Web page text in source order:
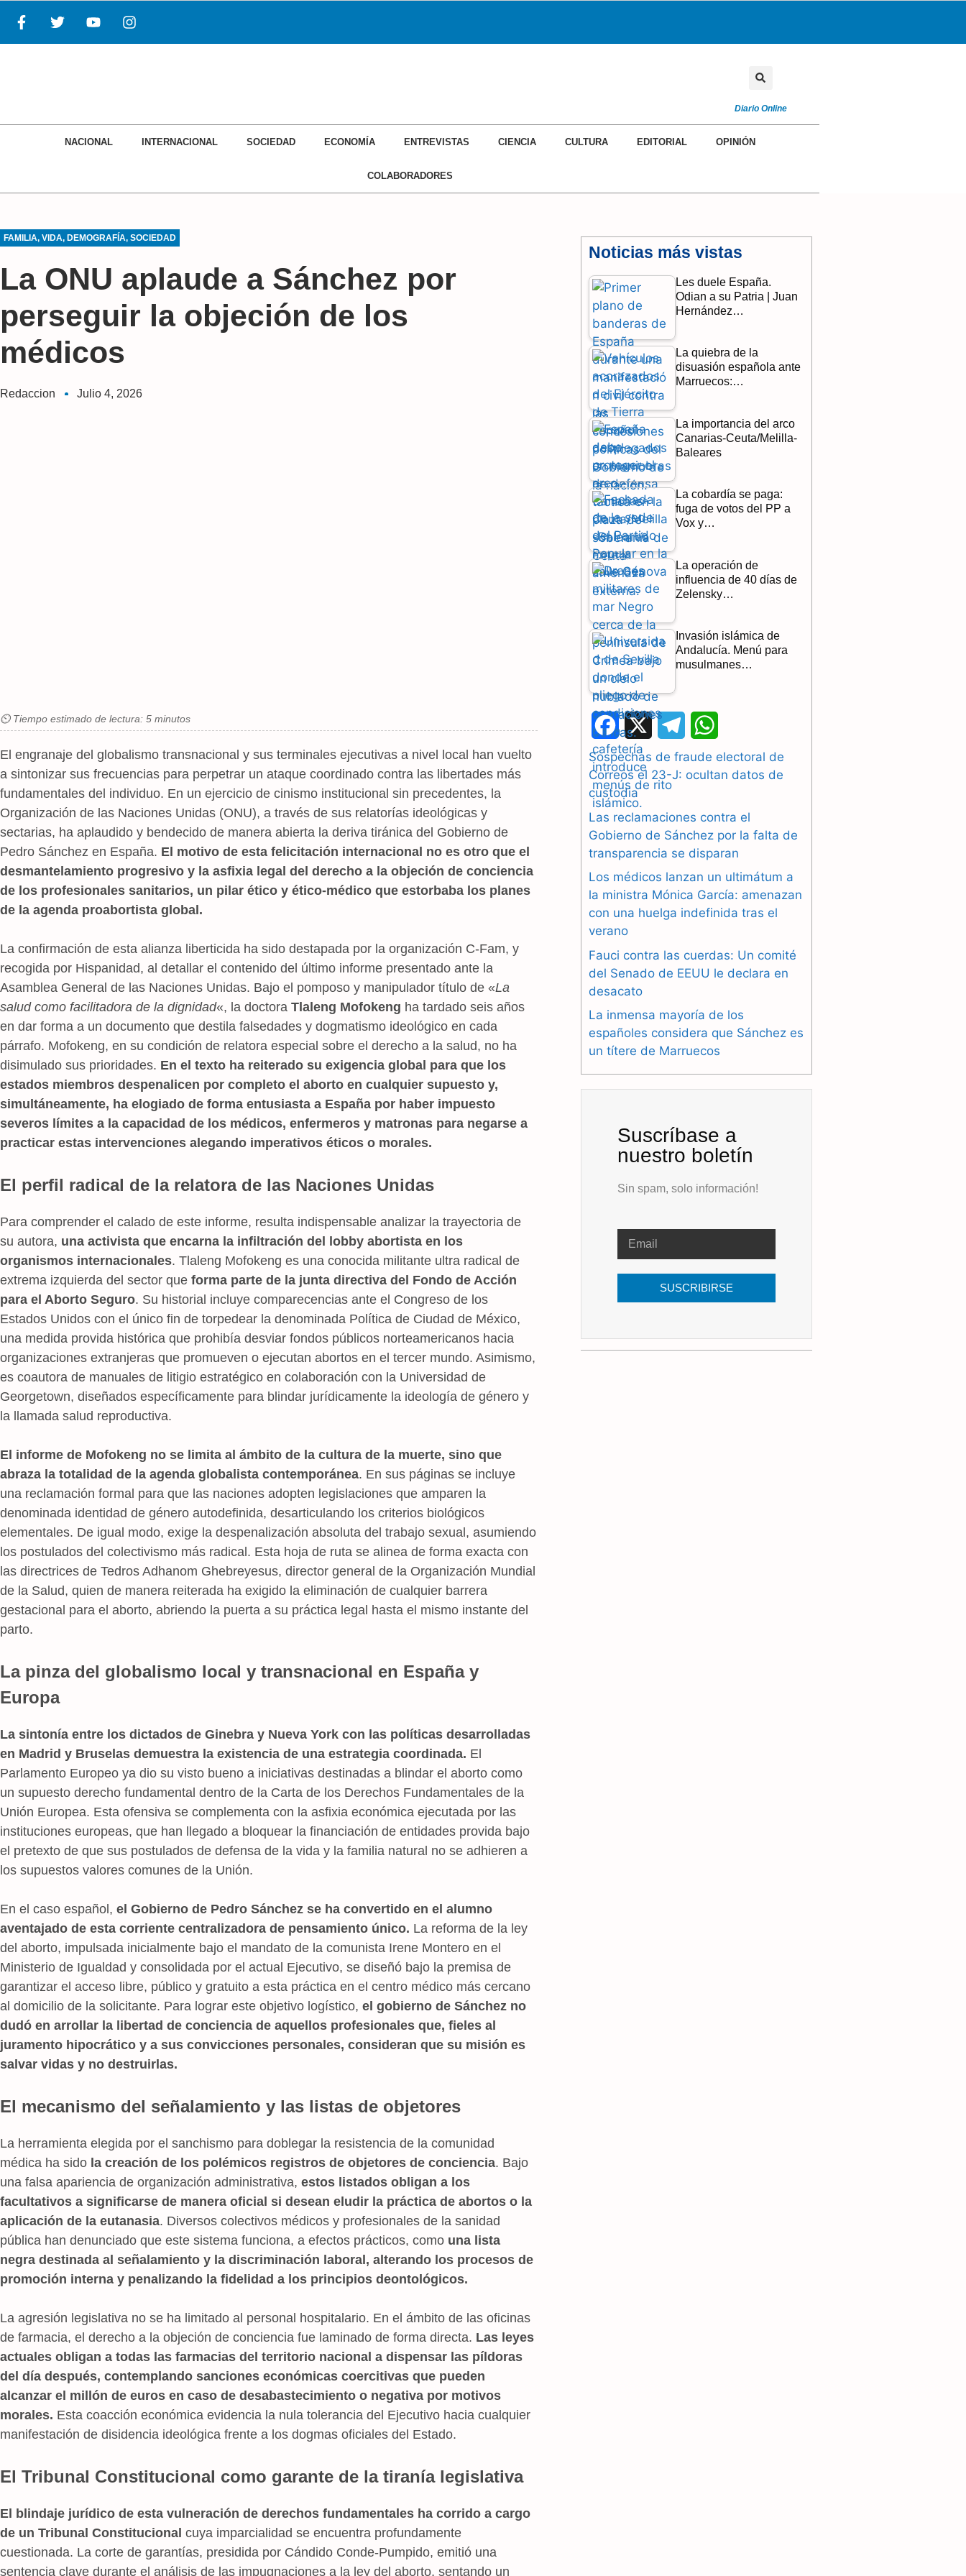
Diario Online
NACIONAL INTERNACIONAL SOCIEDAD ECONOMÍA ENTREVISTAS CIENCIA CULTURA EDITORIAL OPINIÓN
COLABORADORES
FAMILIA, VIDA, DEMOGRAFÍA, SOCIEDAD
La ONU aplaude a Sánchez por
perseguir la objeción de los
médicos
Redaccion Julio 4, 2026
⏲ Tiempo estimado de lectura: 5 minutos
El engranaje del globalismo transnacional y sus terminales ejecutivas a nivel local han vuelto
a sintonizar sus frecuencias para perpetrar un ataque coordinado contra las libertades más
fundamentales del individuo. En un ejercicio de cinismo institucional sin precedentes, la
Organización de las Naciones Unidas (ONU), a través de sus relatorías ideológicas y
sectarias, ha aplaudido y bendecido de manera abierta la deriva tiránica del Gobierno de
Pedro Sánchez en España. El motivo de esta felicitación internacional no es otro que el
desmantelamiento progresivo y la asfixia legal del derecho a la objeción de conciencia
de los profesionales sanitarios, un pilar ético y ético-médico que estorbaba los planes
de la agenda proabortista global.
La confirmación de esta alianza liberticida ha sido destapada por la organización C-Fam, y
recogida por Hispanidad, al detallar el contenido del último informe presentado ante la
Asamblea General de las Naciones Unidas. Bajo el pomposo y manipulador título de «La
salud como facilitadora de la dignidad«, la doctora Tlaleng Mofokeng ha tardado seis años
en dar forma a un documento que destila falsedades y dogmatismo ideológico en cada
párrafo. Mofokeng, en su condición de relatora especial sobre el derecho a la salud, no ha
disimulado sus prioridades. En el texto ha reiterado su exigencia global para que los
estados miembros despenalicen por completo el aborto en cualquier supuesto y,
simultáneamente, ha elogiado de forma entusiasta a España por haber impuesto
severos límites a la capacidad de los médicos, enfermeros y matronas para negarse a
practicar estas intervenciones alegando imperativos éticos o morales.
El perfil radical de la relatora de las Naciones Unidas
Para comprender el calado de este informe, resulta indispensable analizar la trayectoria de
su autora, una activista que encarna la infiltración del lobby abortista en los
organismos internacionales. Tlaleng Mofokeng es una conocida militante ultra radical de
extrema izquierda del sector que forma parte de la junta directiva del Fondo de Acción
para el Aborto Seguro. Su historial incluye comparecencias ante el Congreso de los
Estados Unidos con el único fin de torpedear la denominada Política de Ciudad de México,
una medida provida histórica que prohibía desviar fondos públicos norteamericanos hacia
organizaciones extranjeras que promueven o ejecutan abortos en el tercer mundo. Asimismo,
es coautora de manuales de litigio estratégico en colaboración con la Universidad de
Georgetown, diseñados específicamente para blindar jurídicamente la ideología de género y
la llamada salud reproductiva.
El informe de Mofokeng no se limita al ámbito de la cultura de la muerte, sino que
abraza la totalidad de la agenda globalista contemporánea. En sus páginas se incluye
una reclamación formal para que las naciones adopten legislaciones que amparen la
denominada identidad de género autodefinida, desarticulando los criterios biológicos
elementales. De igual modo, exige la despenalización absoluta del trabajo sexual, asumiendo
los postulados del colectivismo más radical. Esta hoja de ruta se alinea de forma exacta con
las directrices de Tedros Adhanom Ghebreyesus, director general de la Organización Mundial
de la Salud, quien de manera reiterada ha exigido la eliminación de cualquier barrera
gestacional para el aborto, abriendo la puerta a su práctica legal hasta el mismo instante del
parto.
La pinza del globalismo local y transnacional en España y
Europa
La sintonía entre los dictados de Ginebra y Nueva York con las políticas desarrolladas
en Madrid y Bruselas demuestra la existencia de una estrategia coordinada. El
Parlamento Europeo ya dio su visto bueno a iniciativas destinadas a blindar el aborto como
un supuesto derecho fundamental dentro de la Carta de los Derechos Fundamentales de la
Unión Europea. Esta ofensiva se complementa con la asfixia económica ejecutada por las
instituciones europeas, que han llegado a bloquear la financiación de entidades provida bajo
el pretexto de que sus postulados de defensa de la vida y la familia natural no se adhieren a
los supuestos valores comunes de la Unión.
En el caso español, el Gobierno de Pedro Sánchez se ha convertido en el alumno
aventajado de esta corriente centralizadora de pensamiento único. La reforma de la ley
del aborto, impulsada inicialmente bajo el mandato de la comunista Irene Montero en el
Ministerio de Igualdad y consolidada por el actual Ejecutivo, se diseñó bajo la premisa de
garantizar el acceso libre, público y gratuito a esta práctica en el centro médico más cercano
al domicilio de la solicitante. Para lograr este objetivo logístico, el gobierno de Sánchez no
dudó en arrollar la libertad de conciencia de aquellos profesionales que, fieles al
juramento hipocrático y a sus convicciones personales, consideran que su misión es
salvar vidas y no destruirlas.
El mecanismo del señalamiento y las listas de objetores
La herramienta elegida por el sanchismo para doblegar la resistencia de la comunidad
médica ha sido la creación de los polémicos registros de objetores de conciencia. Bajo
una falsa apariencia de organización administrativa, estos listados obligan a los
facultativos a significarse de manera oficial si desean eludir la práctica de abortos o la
aplicación de la eutanasia. Diversos colectivos médicos y profesionales de la sanidad
pública han denunciado que este sistema funciona, a efectos prácticos, como una lista
negra destinada al señalamiento y la discriminación laboral, alterando los procesos de
promoción interna y penalizando la fidelidad a los principios deontológicos.
La agresión legislativa no se ha limitado al personal hospitalario. En el ámbito de las oficinas
de farmacia, el derecho a la objeción de conciencia fue laminado de forma directa. Las leyes
actuales obligan a todas las farmacias del territorio nacional a dispensar las píldoras
del día después, contemplando sanciones económicas coercitivas que pueden
alcanzar el millón de euros en caso de desabastecimiento o negativa por motivos
morales. Esta coacción económica evidencia la nula tolerancia del Ejecutivo hacia cualquier
manifestación de disidencia ideológica frente a los dogmas oficiales del Estado.
El Tribunal Constitucional como garante de la tiranía legislativa
El blindaje jurídico de esta vulneración de derechos fundamentales ha corrido a cargo
de un Tribunal Constitucional cuya imparcialidad se encuentra profundamente
cuestionada. La corte de garantías, presidida por Cándido Conde-Pumpido, emitió una
sentencia clave durante el análisis de las impugnaciones a la ley del aborto, sentando un
Noticias más vistas
Les duele España.
Odian a su Patria | Juan
Hernández…
La quiebra de la
disuasión española ante
Marruecos:…
La importancia del arco
Canarias-Ceuta/Melilla-
Baleares
La cobardía se paga:
fuga de votos del PP a
Vox y…
La operación de
influencia de 40 días de
Zelensky…
Invasión islámica de
Andalucía. Menú para
musulmanes…
F
a
c
e
b
o
o
k
e
l
g
a
m
h
a
s
A
p
p
Sospechas de fraude electoral de
Correos el 23-J: ocultan datos de
custodia
Las reclamaciones contra el
Gobierno de Sánchez por la falta de
transparencia se disparan
Los médicos lanzan un ultimátum a
la ministra Mónica García: amenazan
con una huelga indefinida tras el
verano
Fauci contra las cuerdas: Un comité
del Senado de EEUU le declara en
desacato
La inmensa mayoría de los
españoles considera que Sánchez es
un títere de Marruecos
Suscríbase a
nuestro boletín
Sin spam, solo información!
SUSCRIBIRSE